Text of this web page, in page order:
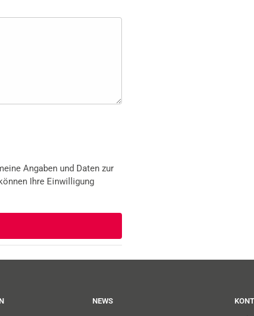
Angaben und Daten zur
Ihre Einwilligung
NEWS